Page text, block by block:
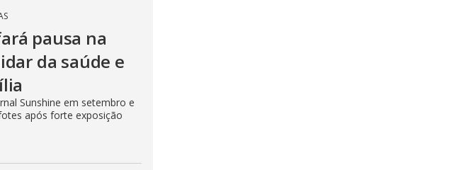
pausa na
da saúde e
Sunshine em setembro e
após forte exposição